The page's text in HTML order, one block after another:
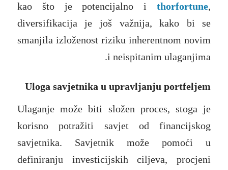
kao što je potencijalno ithorfortune,
diversifikacija je još važnija, kako bi se
smanjila izloženost riziku inherentnom novim
i neispitanim ulaganjima.
Uloga savjetnika u upravljanju portfeljem
Ulaganje može biti složen proces, stoga je
korisno potražiti savjet od financijskog
savjetnika. Savjetnik može pomoći u
definiranju investicijskih ciljeva, procjeni